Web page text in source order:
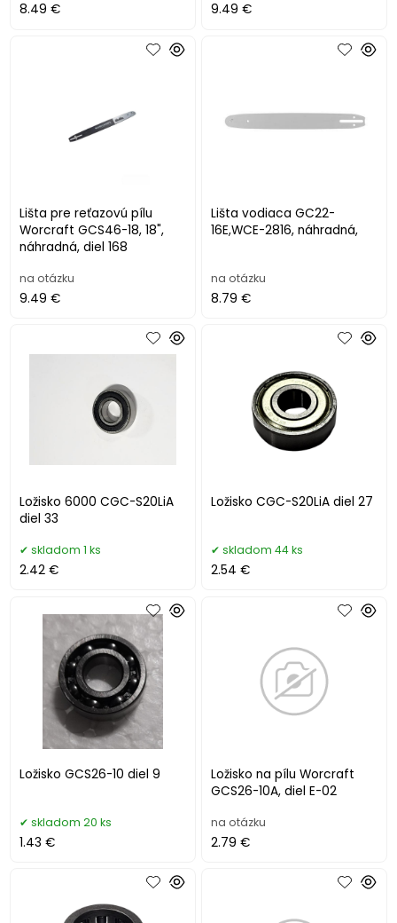
8.49 € 9.49 €
Lišta pre reťazovú pílu
Worcraft GCS46-18, 18",
náhradná, diel 168
na otázku
9.49 €
Lišta vodiaca GC22-
16E,WCE-2816, náhradná,
na otázku
8.79 €
Ložisko 6000 CGC-S20LiA
diel 33
skladom 1 ks
2.42 €
Ložisko CGC-S20LiA diel 27
skladom 44 ks
2.54 €
Ložisko GCS26-10 diel 9
skladom 20 ks
1.43 €
Ložisko na pílu Worcraft
GCS26-10A, diel E-02
na otázku
2.79 €